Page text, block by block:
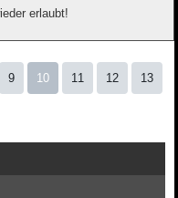
erlaubt!
9 10 11 12 13